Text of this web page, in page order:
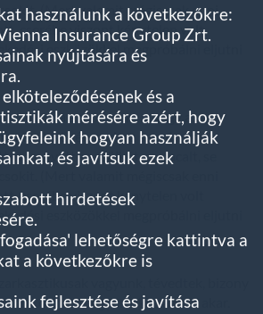
használunk a következőkre:
Insurance Group Zrt.
nyújtására és
és a
mérésére azért, hogy
hogyan használják
és javítsuk ezek
hirdetések
lehetőségre kattintva a
a következőkre is
fejlesztése és javítása
(Mert valamit mégiscsak enni
cserébe viszont kénytelen volt
eszközökkel megpróbálni eljutni
lett volna a módszere amúgy a
mesék kövér madara szegény már
nem evett se csülköt, se pacalt, se
(Mert valamit mégiscsak enni
cserébe viszont kénytelen volt
eszközökkel megpróbálni eljutni
vagyunk, tévedtek, bizony
diéta is, legyen okos az, aki akar.